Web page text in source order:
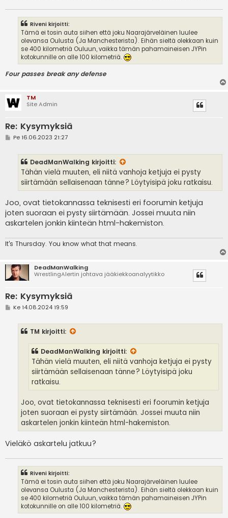
Riveni kirjoitti:
Tämä ei tosin auta siihen että joku Naarajärveläinen luulee
olevansa Oulusta (Ja Manchesterista). Eihän sieltä olekkaan kuin
se 400 kilometriä Ouluun, vaikka tämän pahamaineisen JYPin
kotokunnille on alle 100 kilometriä.
Four passes break any defense
TM
Site Admin
Re: Kysymyksiä
VPe 16.06.2023 21:27
DeadManWalking kirjoitti:
Tähän vielä muuten, eli niitä vanhoja ketjuja ei pysty
siirtämään sellaisenaan tänne? Löytyisipä joku ratkaisu.
Joo, ovat tietokannassa teknisesti eri foorumin ketjuja
joten suoraan ei pysty siirtämään. Jossei muuta niin
askartelen jonkin kiinteän html-hakemiston.
It's Thursday. You know what that means.
DeadManWalking
WrestlingAlertin johtava jääkiekkoanalyytikko
Re: Kysymyksiä
VKe 14.08.2024 19:59
TM kirjoitti:
DeadManWalking kirjoitti:
Tähän vielä muuten, eli niitä vanhoja ketjuja ei pysty
siirtämään sellaisenaan tänne? Löytyisipä joku
ratkaisu.
Joo, ovat tietokannassa teknisesti eri foorumin ketjuja
joten suoraan ei pysty siirtämään. Jossei muuta niin
askartelen jonkin kiinteän html-hakemiston.
Vieläkö askartelu jatkuu?
Riveni kirjoitti:
Tämä ei tosin auta siihen että joku Naarajärveläinen luulee
olevansa Oulusta (Ja Manchesterista). Eihän sieltä olekkaan kuin
se 400 kilometriä Ouluun, vaikka tämän pahamaineisen JYPin
kotokunnille on alle 100 kilometriä.